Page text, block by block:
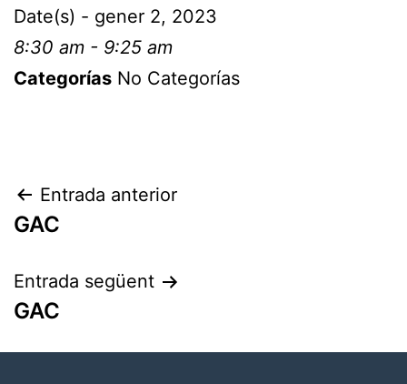
Date(s) - gener 2, 2023
8:30 am - 9:25 am
Categorías No Categorías
Entrada anterior
GAC
Entrada següent
GAC